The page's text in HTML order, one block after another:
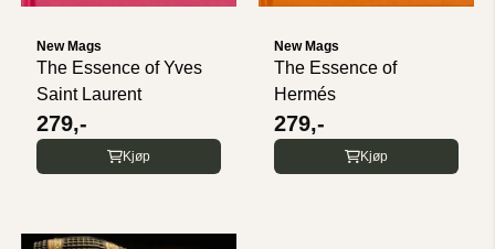
New Mags
The Essence of Yves
Saint Laurent
279,-
Kjøp
New Mags
The Essence of
Hermés
279,-
Kjøp